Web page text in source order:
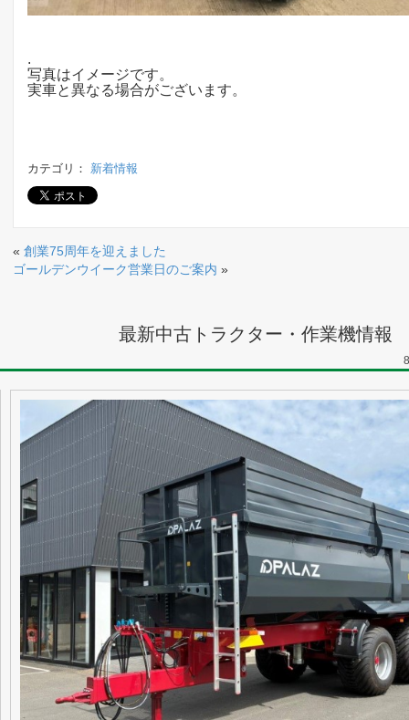
.
写真はイメージです。
実車と異なる場合がございます。
カテゴリ： 新着情報
« 創業75周年を迎えました
ゴールデンウイーク営業日のご案内 »
最新中古トラクター・作業機情報